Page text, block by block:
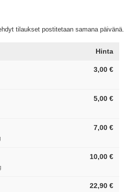
tilaukset postitetaan samana päivänä.
Hinta
3,00 €
5,00 €
7,00 €
10,00 €
22,90 €